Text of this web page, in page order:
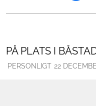
PÅ PLATS I
PERSONLIGT 22